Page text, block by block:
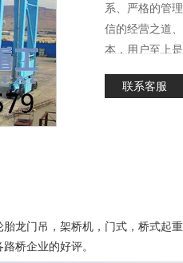
系、严格的管
信的经营之道
本，用户至上
联系客服
胎龙门吊，架桥机，门式，桥式起
桥企业的好评。